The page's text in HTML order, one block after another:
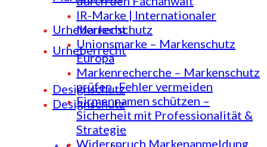
Urheberrecht
Designschutz
Urheberrecht
Designschutz
IR-Marke | Internationaler
Markenschutz
Unionsmarke – Markenschutz
Europa
Markenrecherche – Markenschutz
prüfen -Fehler vermeiden
Firmennamen schützen –
Sicherheit mit Professionalität &
Strategie
Widerspruch Markenanmeldung